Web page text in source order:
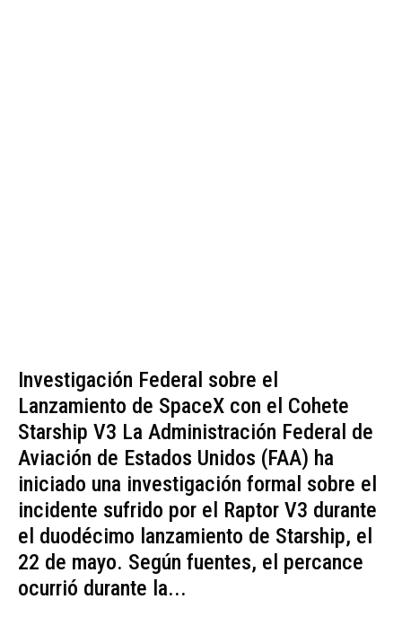
Investigación Federal sobre el
Lanzamiento de SpaceX con el Cohete
Starship V3 La Administración Federal de
Aviación de Estados Unidos (FAA) ha
iniciado una investigación formal sobre el
incidente sufrido por el Raptor V3 durante
el duodécimo lanzamiento de Starship, el
22 de mayo. Según fuentes, el percance
ocurrió durante la...